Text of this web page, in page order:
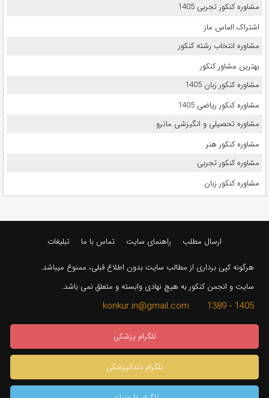
مشاوره کنکور تجربی 1405
اشتراک الماس ماز
مشاوره انتخاب رشته کنکور
بهترین مشاور کنکور
مشاوره کنکور زبان 1405
مشاوره کنکور ریاضی 1405
مشاوره تحصیلی و انگیزشی ماترو
مشاوره کنکور هنر
مشاوره کنکور تجربی
مشاوره کنکور زبان
ارسال مطلب راهنمای سایت تماس با ما تبلیغات
هرگونه کپی برداری از مطالب سایت بدون اطلاع قبلی، ممنوع میباشد.
سایت و انجمن کنکور به هیچ نهادی وابسته و متعلق نمی باشد.
1405 - 1389 konkur.in@gmail.com
تلگرام پزشکی
تلگرام دندانپزشکی